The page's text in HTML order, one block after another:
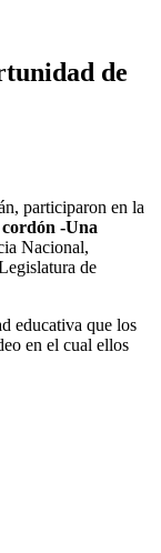
de
participaron en la
-Una
Nacional,
de
educativa que los
en el cual ellos